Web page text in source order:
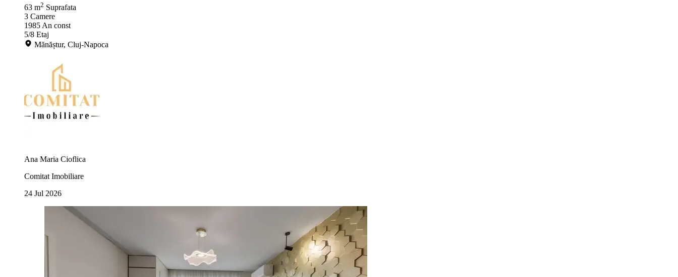
63 m2 Suprafata
3 Camere
1985 An const
5/8 Etaj
Mănăștur, Cluj-Napoca
Ana Maria Cioflica
Comitat Imobiliare
24 Jul 2026